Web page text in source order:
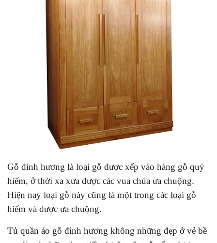
Gỗ đinh hương là loại gỗ được xếp vào hàng gỗ quý
hiếm, ở thời xa xưa được các vua chúa ưa chuộng.
Hiện nay loại gỗ này cũng là một trong các loại gỗ
hiếm và được ưa chuộng.
Tủ quần áo gỗ đinh hương không những đẹp ở vẻ bề